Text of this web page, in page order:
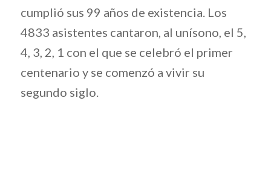
cumplió sus 99 años de existencia. Los
4833 asistentes cantaron, al unísono, el 5,
4, 3, 2, 1 con el que se celebró el primer
centenario y se comenzó a vivir su
segundo siglo.